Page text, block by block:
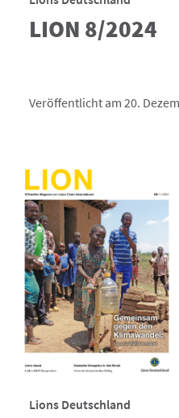
LION 8/2024
Veröffentlicht am 20.
Lions Deutschland